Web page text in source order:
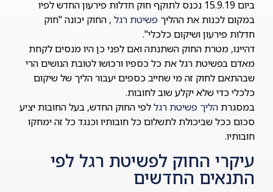
ביום 15.9.19 נכנס לתוקף חוק חדלות פירעון החדש לפיו
במקום לכנות את ההליך פשיטת רגל , החוק יכונה "חוק
חדלות פירעון ושיקום כלכלי".
דהיינו, מטרת החוק השתנתה ואם לפני כן היו מנסים לקחת
מאדם בפשיטת רגל את כל כספיו ורכושו לטובת הנושים הרי
שבהתאם לחוק זה מי שחייב כספים יעבור הליך של שיקום
כלכלי כדי שלא יקלע שוב לחובות.
במסגרת הליך פשיטת רגללפי החוק החדש, בעל החובות יציע
סכום ככל שביכולת לתשלום כל חובותיו וכנגד כל זה ימחקו
חובותיו.
עיקרי החוק לפשיטת רגל לפי
התנאים החדשים